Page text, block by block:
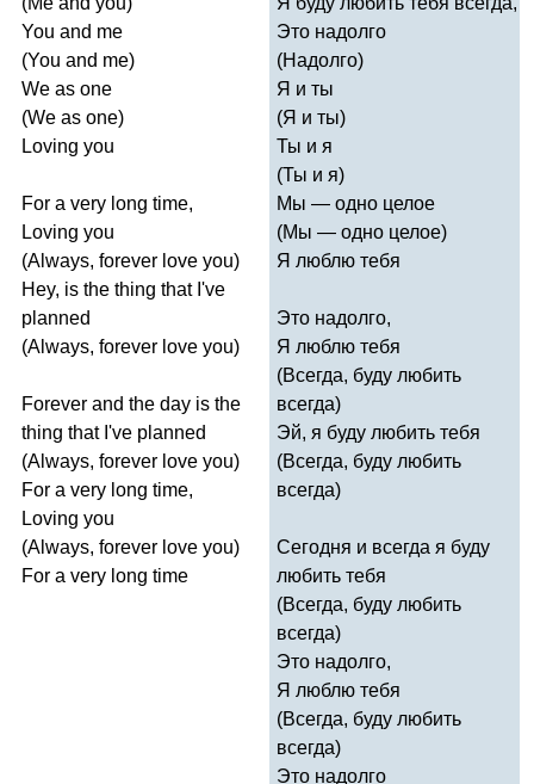
You and me
(You and me)
We as one
(We as one)
Loving you
For a very long time,
Loving you
(Always, forever love you)
Hey, is the thing that I've
planned
(Always, forever love you)
Forever and the day is the
thing that I've planned
(Always, forever love you)
For a very long time,
Loving you
(Always, forever love you)
For a very long time
Это надолго
(Надолго)
Я и ты
(Я и ты)
Ты и я
(Ты и я)
Мы — одно целое
(Мы — одно целое)
Я люблю тебя
Это надолго,
Я люблю тебя
(Всегда, буду любить
всегда)
Эй, я буду любить тебя
(Всегда, буду любить
всегда)
Сегодня и всегда я буду
любить тебя
(Всегда, буду любить
всегда)
Это надолго,
Я люблю тебя
(Всегда, буду любить
всегда)
Это надолго